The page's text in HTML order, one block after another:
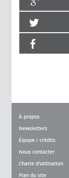
À propos
Newsletters
Équipe / crédits
Nous contacter
Charte d'utilisation
Plan du site